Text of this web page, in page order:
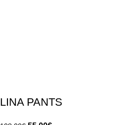
LINA PANTS